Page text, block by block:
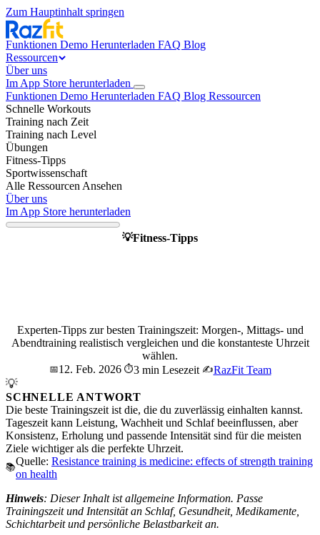
Zum Hauptinhalt springen
Funktionen Demo Herunterladen FAQ Blog
Ressourcen
Über uns
Im App Store herunterladen
Funktionen Demo Herunterladen FAQ Blog Ressourcen
Schnelle Workouts
Training nach Zeit
Training nach Level
Übungen
Fitness-Tipps
Sportwissenschaft
Alle Ressourcen Ansehen
Über uns
Im App Store herunterladen
💡Fitness-Tipps
Experten-Tipps zur besten Trainingszeit: Morgen-, Mittags- und
Abendtraining realistisch vergleichen und die konstanteste Uhrzeit
wählen.
📅12. Feb. 2026 ⏱️3 min Lesezeit ✍️RazFit Team
💡
SCHNELLE ANTWORT
Die beste Trainingszeit ist die, die du zuverlässig einhalten kannst.
Tageszeit kann Leistung, Wachheit und Schlaf beeinflussen, aber
Konsistenz, Erholung und passende Intensität sind für die meisten
Ziele wichtiger als die perfekte Uhrzeit.
📚Quelle: Resistance training is medicine: effects of strength training
on health
Hinweis: Dieser Inhalt ist allgemeine Information. Passe
Trainingszeit und Intensität an Schlaf, Gesundheit, Medikamente,
Schichtarbeit und persönliche Belastbarkeit an.